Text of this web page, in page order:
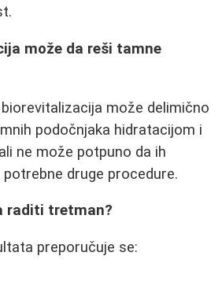
može da reši tamne
može delimično
podočnjaka hidratacijom i
ne može potpuno da ih
druge procedure.
raditi tretman?
preporučuje se: